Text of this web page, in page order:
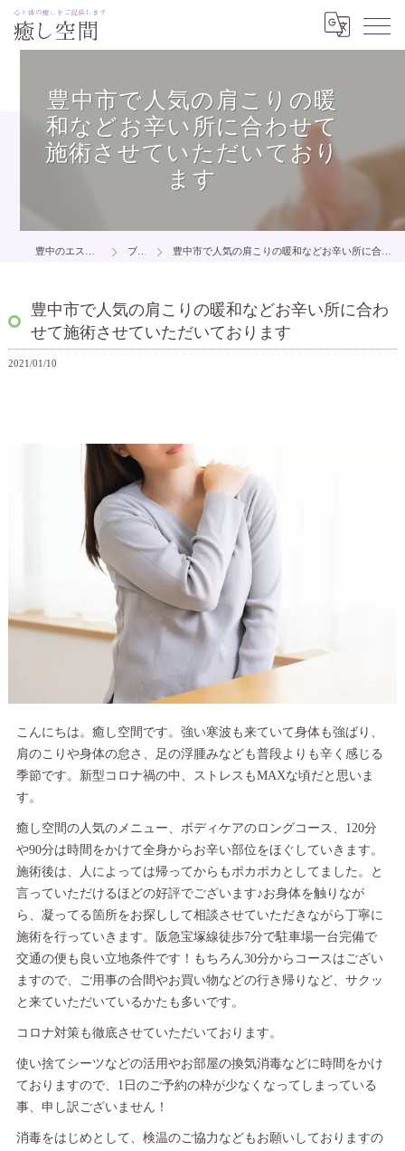
豊中市で人気の肩こりの暖
和などお辛い所に合わせて
施術させていただいており
ます
ブログ 豊中市で人気の肩こりの暖和などお辛い所に合わせて施術させていただいております
豊中市で人気の肩こりの暖和などお辛い所に合わ
せて施術させていただいております
2021/01/10
こんにちは。癒し空間です。強い寒波も来ていて身体も強ばり、
肩のこりや身体の怠さ、足の浮腫みなども普段よりも辛く感じる
季節です。新型コロナ禍の中、ストレスもMAXな頃だと思いま
す。
癒し空間の人気のメニュー、ボディケアのロングコース、120分
や90分は時間をかけて全身からお辛い部位をほぐしていきます。
施術後は、人によっては帰ってからもポカポカとしてました。と
言っていただけるほどの好評でございます♪お身体を触りなが
ら、凝ってる箇所をお探しして相談させていただきながら丁寧に
施術を行っていきます。阪急宝塚線徒歩7分で駐車場一台完備で
交通の便も良い立地条件です！もちろん30分からコースはござい
ますので、ご用事の合間やお買い物などの行き帰りなど、サクッ
と来ていただいているかたも多いです。
コロナ対策も徹底させていただいております。
使い捨てシーツなどの活用やお部屋の換気消毒などに時間をかけ
ておりますので、1日のご予約の枠が少なくなってしまっている
事、申し訳ございません！
消毒をはじめとして、検温のご協力などもお願いしておりますの